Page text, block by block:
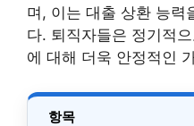
며, 이는 대출 상환 능력
다. 퇴직자들은 정기적
에 대해 더욱 안정적인
항목